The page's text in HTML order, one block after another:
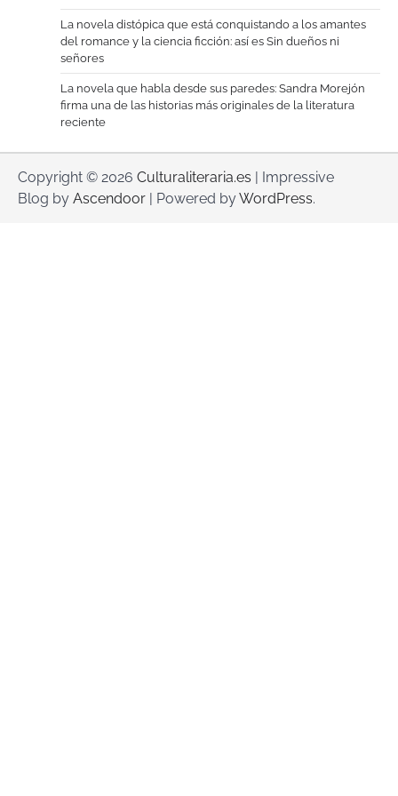
La novela distópica que está conquistando a los amantes
del romance y la ciencia ficción: así es Sin dueños ni
señores
La novela que habla desde sus paredes: Sandra Morejón
firma una de las historias más originales de la literatura
reciente
Copyright © 2026 Culturaliteraria.es | Impressive
Blog by Ascendoor | Powered byWordPress.